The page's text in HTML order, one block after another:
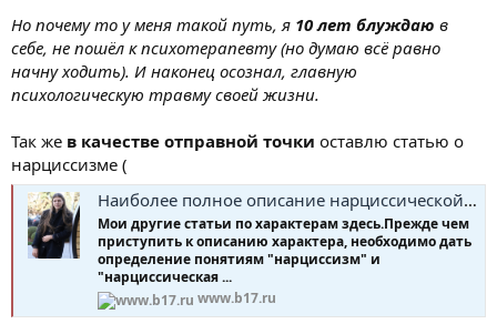
Но почему то у меня такой путь, я 10 лет блуждаю в
себе, не пошёл к психотерапевту (но думаю всё равно
начну ходить). И наконец осознал, главную
психологическую травму своей жизни.
Так же в качестве отправной точки оставлю статью о
нарциссизме (
Наиболее полное описание нарциссической личности
Мои другие статьи по характерам здесь.Прежде чем
приступить к описанию характера, необходимо дать
определение понятиям "нарциссизм" и
"нарциссическая ...
www.b17.ru